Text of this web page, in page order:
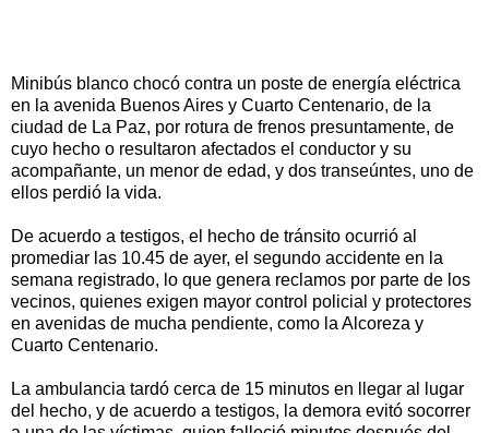
Minibús blanco chocó contra un poste de energía eléctrica
en la avenida Buenos Aires y Cuarto Centenario, de la
ciudad de La Paz, por rotura de frenos presuntamente, de
cuyo hecho o resultaron afectados el conductor y su
acompañante, un menor de edad, y dos transeúntes, uno de
ellos perdió la vida.
De acuerdo a testigos, el hecho de tránsito ocurrió al
promediar las 10.45 de ayer, el segundo accidente en la
semana registrado, lo que genera reclamos por parte de los
vecinos, quienes exigen mayor control policial y protectores
en avenidas de mucha pendiente, como la Alcoreza y
Cuarto Centenario.
La ambulancia tardó cerca de 15 minutos en llegar al lugar
del hecho, y de acuerdo a testigos, la demora evitó socorrer